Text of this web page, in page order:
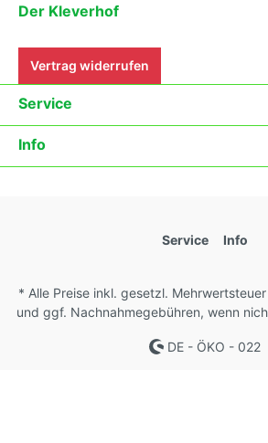
Der Kleverhof
Vertrag widerrufen
Service
Info
Service Info
* Alle Preise inkl. gesetzl.
und ggf. Nachnahmegebühren, wenn
DE - ÖKO - 022